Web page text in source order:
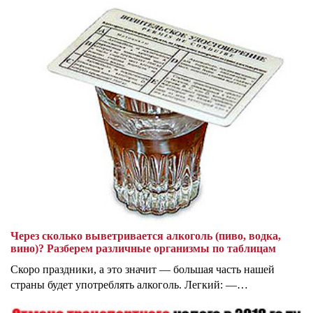
Через сколько выветривается алкоголь (пиво, водка,
вино)? Разберем различные организмы по таблицам
Скоро праздники, а это значит — большая часть нашей
страны будет употреблять алкоголь. Легкий: —…